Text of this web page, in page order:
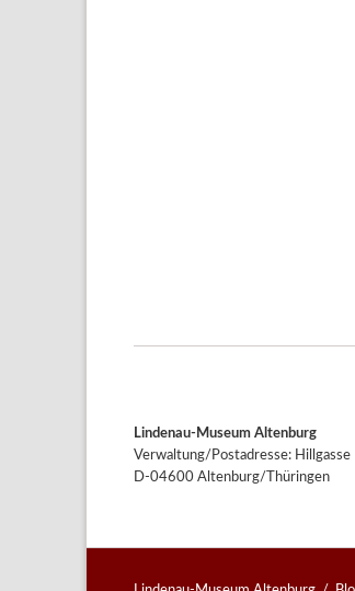
Lindenau-Museum Altenburg
Verwaltung/Postadresse: Hillgasse
D-04600 Altenburg/Thüringen